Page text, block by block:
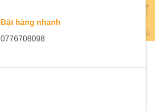
Đặt hàng nhanh
0776708098